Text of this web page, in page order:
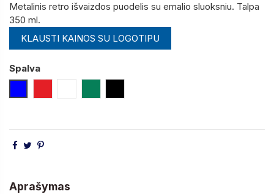
Metalinis retro išvaizdos puodelis su emalio sluoksniu. Talpa
350 ml.
KLAUSTI KAINOS SU LOGOTIPU
Spalva
Aprašymas